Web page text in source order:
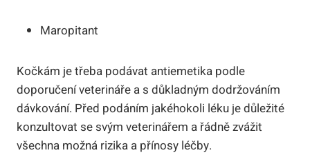
Maropitant
Kočkám je třeba podávat antiemetika podle
doporučení veterináře a s důkladným dodržováním
dávkování. Před podáním jakéhokoli léku je důležité
konzultovat se svým veterinářem a řádně zvážit
všechna možná rizika a přínosy léčby.